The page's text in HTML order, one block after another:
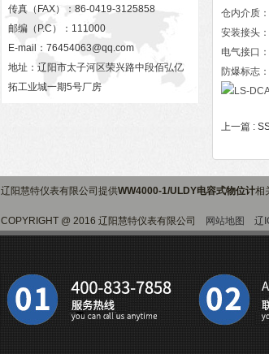
传真（FAX）：86-0419-3125858
邮编（P.C）：111000
E-mail： 76454063@qq.com
地址：辽阳市太子河区荣兴路中段佰弘亿
拓工业城一期5号厂房
仓内介质
安装接头
电气接口
防爆标志
上一篇 :
辽阳慧特仪表有限公司提供WW4000-1/ULDY电容式物位计相
COPYRIGHT @ 2016 辽阳慧特仪表有限公司 网站地图 辽